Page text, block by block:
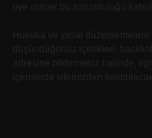
üye olarak bu sorumluluğu kabul
Hukuka ve yasal düzenlemelere
düşündüğünüz içerikleri,
adresine bildirmeniz halinde,
içerisinde sitemizden